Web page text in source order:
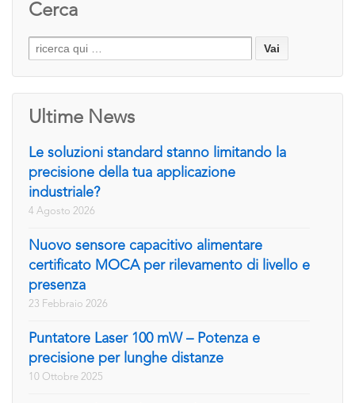
Cerca
Search
for:
Ultime News
Le soluzioni standard stanno limitando la
precisione della tua applicazione
industriale?
4 Agosto 2026
Nuovo sensore capacitivo alimentare
certificato MOCA per rilevamento di livello e
presenza
23 Febbraio 2026
Puntatore Laser 100 mW – Potenza e
precisione per lunghe distanze
10 Ottobre 2025